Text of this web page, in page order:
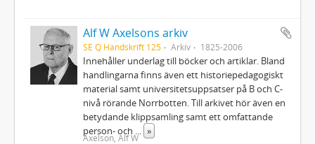
Alf W Axelsons arkiv
SE Q Handskrift 125 Arkiv 1825-2006
Innehåller underlag till böcker och artiklar. Bland
handlingarna finns även ett historiepedagogiskt
material samt universitetsuppsatser på B och C-
nivå rörande Norrbotten. Till arkivet hör även en
betydande klippsamling samt ett omfattande
person- och
»
Axelson, Alf W